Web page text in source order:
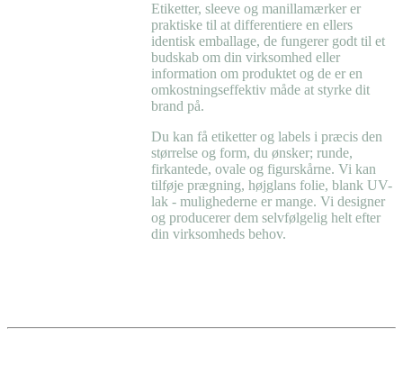
Etiketter, sleeve og manillamærker er
praktiske til at differentiere en ellers
identisk emballage, de fungerer godt til et
budskab om din virksomhed eller
information om produktet og de er en
omkostningseffektiv måde at styrke dit
brand på.
Du kan få etiketter og labels i præcis den
størrelse og form, du ønsker; runde,
firkantede, ovale og figurskårne. Vi kan
tilføje prægning, højglans folie, blank UV-
lak - mulighederne er mange. Vi designer
og producerer dem selvfølgelig helt efter
din virksomheds behov.